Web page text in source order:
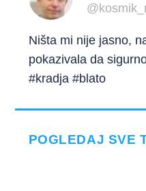
Ništa mi nije jasno,
pokazivala da
#kradja #blato
POGLEDAJ SVE